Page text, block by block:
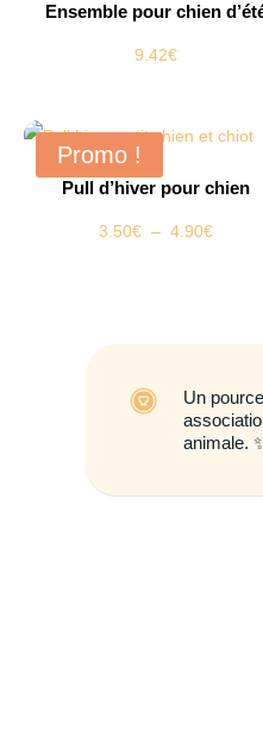
Ensemble pour chien
9.42€
Promo !
Pull d’hiver pour chien
3.50€ – 4.90€Plage
Un
animale.